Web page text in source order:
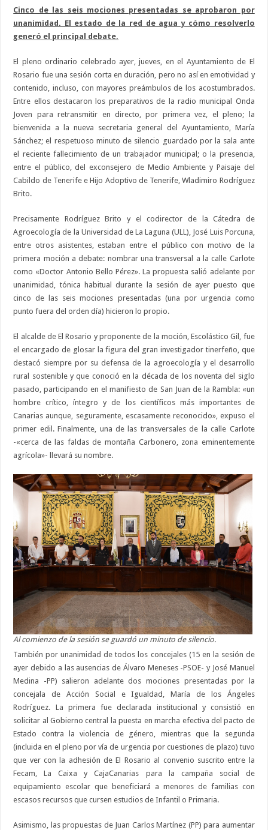
Cinco de las seis mociones presentadas se aprobaron por
unanimidad. El estado de la red de agua y cómo resolverlo
generó el principal debate.
El pleno ordinario celebrado ayer, jueves, en el Ayuntamiento de El
Rosario fue una sesión corta en duración, pero no así en emotividad y
contenido, incluso, con mayores preámbulos de los acostumbrados.
Entre ellos destacaron los preparativos de la radio municipal Onda
Joven para retransmitir en directo, por primera vez, el pleno; la
bienvenida a la nueva secretaria general del Ayuntamiento, María
Sánchez; el respetuoso minuto de silencio guardado por la sala ante
el reciente fallecimiento de un trabajador municipal; o la presencia,
entre el público, del exconsejero de Medio Ambiente y Paisaje del
Cabildo de Tenerife e Hijo Adoptivo de Tenerife, Wladimiro Rodríguez
Brito.
Precisamente Rodríguez Brito y el codirector de la Cátedra de
Agroecología de la Universidad de La Laguna (ULL), José Luis Porcuna,
entre otros asistentes, estaban entre el público con motivo de la
primera moción a debate: nombrar una transversal a la calle Carlote
como «Doctor Antonio Bello Pérez». La propuesta salió adelante por
unanimidad, tónica habitual durante la sesión de ayer puesto que
cinco de las seis mociones presentadas (una por urgencia como
punto fuera del orden día) hicieron lo propio.
El alcalde de El Rosario y proponente de la moción, Escolástico Gil, fue
el encargado de glosar la figura del gran investigador tinerfeño, que
destacó siempre por su defensa de la agroecología y el desarrollo
rural sostenible y que conoció en la década de los noventa del siglo
pasado, participando en el manifiesto de San Juan de la Rambla: «un
hombre crítico, íntegro y de los científicos más importantes de
Canarias aunque, seguramente, escasamente reconocido», expuso el
primer edil. Finalmente, una de las transversales de la calle Carlote
-«cerca de las faldas de montaña Carbonero, zona eminentemente
agrícola»- llevará su nombre.
Al comienzo de la sesión se guardó un minuto de silencio.
También por unanimidad de todos los concejales (15 en la sesión de
ayer debido a las ausencias de Álvaro Meneses -PSOE- y José Manuel
Medina -PP) salieron adelante dos mociones presentadas por la
concejala de Acción Social e Igualdad, María de los Ángeles
Rodríguez. La primera fue declarada institucional y consistió en
solicitar al Gobierno central la puesta en marcha efectiva del pacto de
Estado contra la violencia de género, mientras que la segunda
(incluida en el pleno por vía de urgencia por cuestiones de plazo) tuvo
que ver con la adhesión de El Rosario al convenio suscrito entre la
Fecam, La Caixa y CajaCanarias para la campaña social de
equipamiento escolar que beneficiará a menores de familias con
escasos recursos que cursen estudios de Infantil o Primaria.
Asimismo, las propuestas de Juan Carlos Martínez (PP) para aumentar